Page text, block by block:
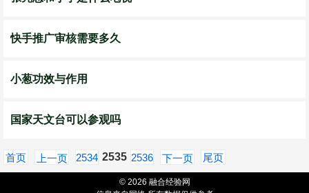
快手推广审核需要多久
小葱功效与作用
国家天文台可以参观吗
首页 上一页 2534 2535 2536 下一页 尾页
© 2026 融合经验网